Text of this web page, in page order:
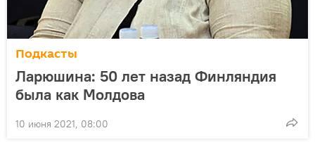
Подкасты
Ларюшина: 50 лет назад Финляндия
была как Молдова
10 июня 2021, 08:00